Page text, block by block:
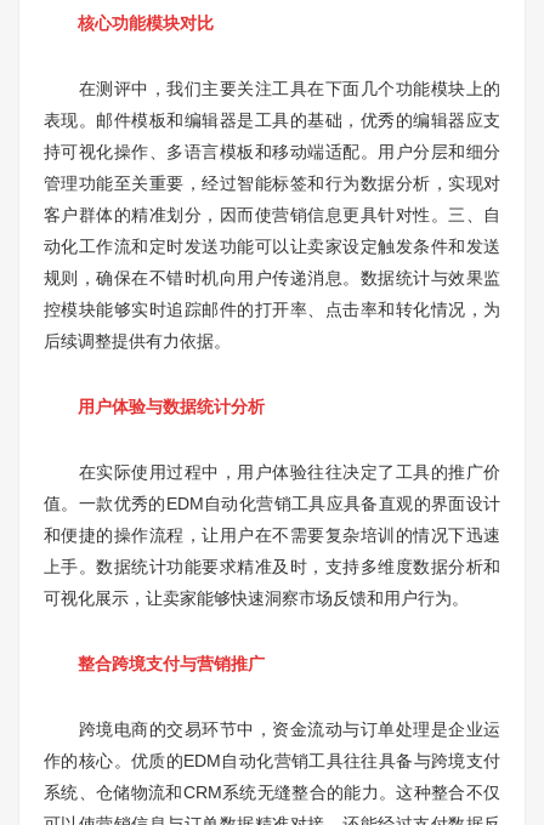
核心功能模块对比
在测评中，我们主要关注工具在下面几个功能模块上的
表现。邮件模板和编辑器是工具的基础，优秀的编辑器应支
持可视化操作、多语言模板和移动端适配。用户分层和细分
管理功能至关重要，经过智能标签和行为数据分析，实现对
客户群体的精准划分，因而使营销信息更具针对性。三、自
动化工作流和定时发送功能可以让卖家设定触发条件和发送
规则，确保在不错时机向用户传递消息。数据统计与效果监
控模块能够实时追踪邮件的打开率、点击率和转化情况，为
后续调整提供有力依据。
用户体验与数据统计分析
在实际使用过程中，用户体验往往决定了工具的推广价
值。一款优秀的EDM自动化营销工具应具备直观的界面设计
和便捷的操作流程，让用户在不需要复杂培训的情况下迅速
上手。数据统计功能要求精准及时，支持多维度数据分析和
可视化展示，让卖家能够快速洞察市场反馈和用户行为。
整合跨境支付与营销推广
跨境电商的交易环节中，资金流动与订单处理是企业运
作的核心。优质的EDM自动化营销工具往往具备与跨境支付
系统、仓储物流和CRM系统无缝整合的能力。这种整合不仅